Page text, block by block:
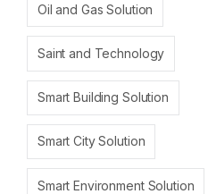
Oil and Gas Solution
Saint and Technology
Smart Building Solution
Smart City Solution
Smart Environment Solution